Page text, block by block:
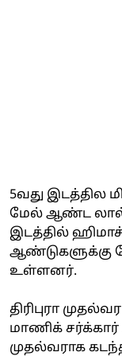
5வது இடத்தில
மேல் ஆண்ட
இடத்தில்
ஆண்டுகளுக்கு
உள்ளனர்.
திரிபுரா
மாணிக்
முதல்வராக